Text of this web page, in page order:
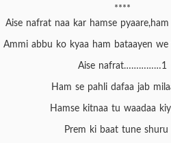
****
Aise nafrat naa kar hamse pyaare,ham
Ammi abbu ko kyaa ham bataayen we
Aise nafrat……………1
Ham se pahli dafaa jab
Hamse kitnaa tu waadaa
Prem ki baat tune shuru